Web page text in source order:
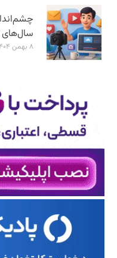
سال‌های ۲۰۲۵ تا ۲۰۳۵؛ آمار چه می‌گوید
۸ بهمن ۱۴۰۴